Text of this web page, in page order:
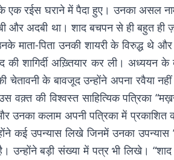
के एक रईस घराने में पैदा हुए। उनका असल
और अदबी था। शाद बचपन से ही बहुत ही
माता-पिता उनकी शायरी के विरुद्ध थे
की शागिर्दी अख़्तियार कर ली।
चेतावनी के बावजूद उन्होंने अपना रवैया
की विश्वस्त साहित्यिक पत्रिका
उनका कलाम अपनी पत्रिका में
कई उपन्यास लिखे जिनमें उनका उपन्यास
उन्होंने बड़ी संख्या में पत्र भी लिखे।